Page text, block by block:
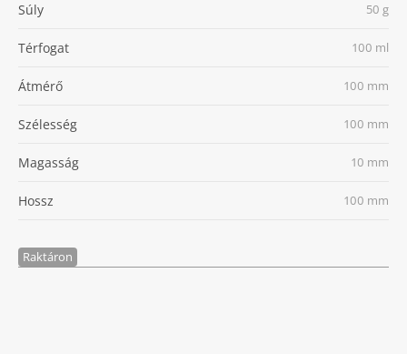
Súly 50 g
Térfogat 100 ml
Átmérő 100 mm
Szélesség 100 mm
Magasság 10 mm
Hossz 100 mm
Raktáron